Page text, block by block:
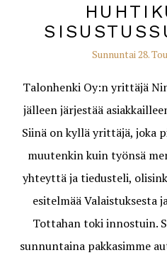
Sunnuntai 28.
Talonhenki Oy:n yrittäjä
jälleen järjestää
Siinä on kyllä yrittäjä, joka
muutenkin kuin työnsä
yhteyttä ja tiedusteli,
esitelmää Valaistuksesta
Tottahan toki innostuin.
sunnuntaina pakkasimme